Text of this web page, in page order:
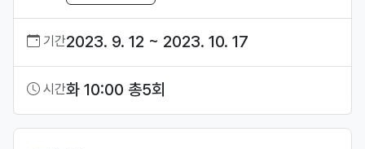
기간2023. 9. 12 ~ 2023. 10. 17
시간화 10:00 총5회